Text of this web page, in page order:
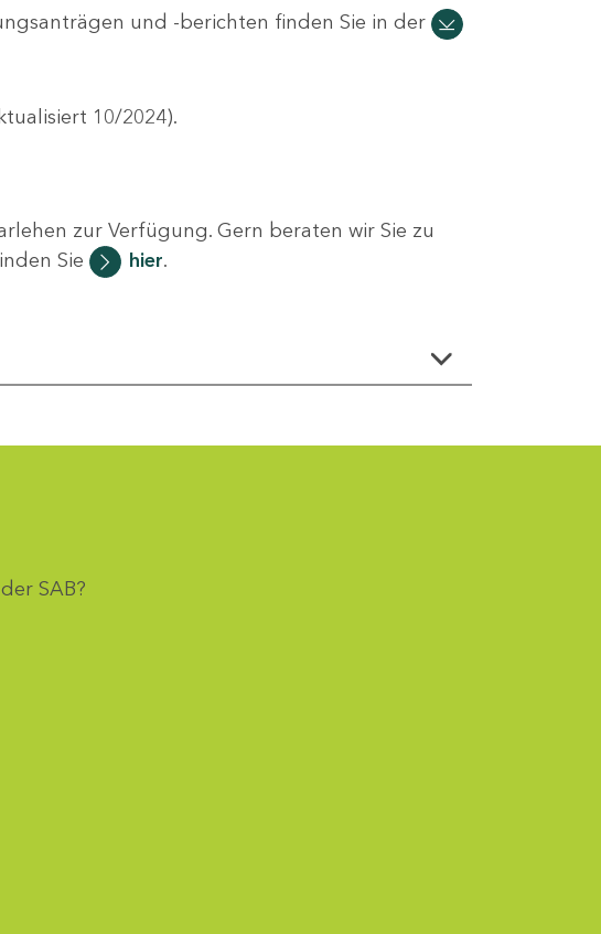
und -berichten finden Sie in der
10/2024).
zur Verfügung. Gern beraten wir Sie zu
Sie
hier.
SAB?